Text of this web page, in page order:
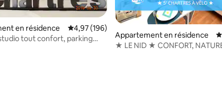
la base de 34 commentaires : 4,97 sur 5
en résidence Évaluation moyenne sur la base de 196
4,97 (196)
tout confort, parking
Appartement en résidence
★ LE NID ★ CONFORT, NATURE ★ 5'